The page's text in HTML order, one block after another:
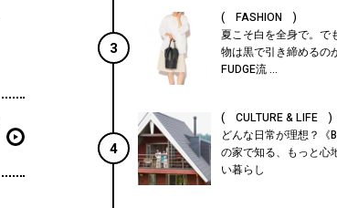
3
( FASHION )
夏こそ白を全身で。で
物は黒で引き締めるの
FUDGE流 ...
4
( CULTURE & LIFE )
どんな日常が理想？《
の家で知る、もっと心
い暮らし